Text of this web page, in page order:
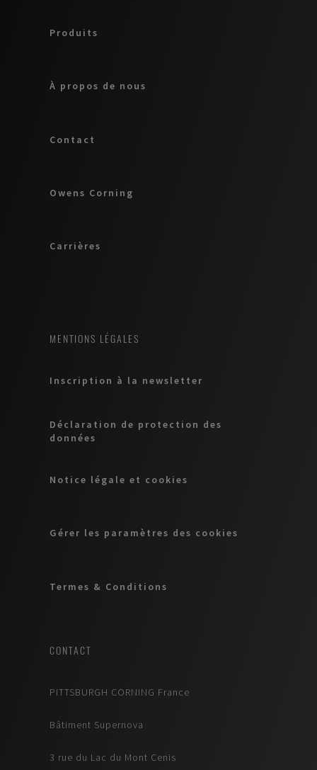
Produits
À propos de nous
Contact
Owens Corning
Carrières
MENTIONS LÉGALES
Inscription à la newsletter
Déclaration de protection des
données
Notice légale et cookies
Gérer les paramètres des cookies
Termes & Conditions
CONTACT
PITTSBURGH CORNING France
Bâtiment Supernova
3 rue du Lac du Mont Cenis